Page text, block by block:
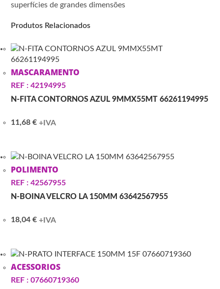
superfícies de grandes dimensões
Produtos Relacionados
MASCARAMENTO
REF : 42194995
N-FITA CONTORNOS AZUL 9MMX55MT 66261194995
11,68€ +IVA
POLIMENTO
REF : 42567955
N-BOINA VELCRO LA 150MM 63642567955
18,04€ +IVA
ACESSORIOS
REF : 07660719360